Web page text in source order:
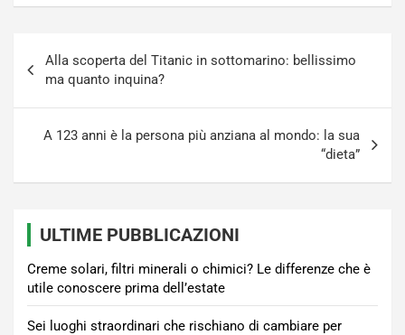
articoli
Alla scoperta del Titanic in sottomarino: bellissimo
ma quanto inquina?
A 123 anni è la persona più anziana al mondo: la sua
“dieta”
ULTIME PUBBLICAZIONI
Creme solari, filtri minerali o chimici? Le differenze che è
utile conoscere prima dell’estate
Sei luoghi straordinari che rischiano di cambiare per